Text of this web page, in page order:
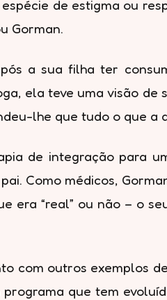
de estigma ou
Gorman.
a sua filha ter
ela teve uma visão de
lhe que tudo o que a
de integração para
Como médicos,
era “real” ou não – o
com outros exemplos
que tem